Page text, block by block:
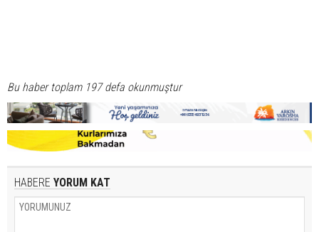
Bu haber toplam 197 defa okunmuştur
HABERE YORUM KAT